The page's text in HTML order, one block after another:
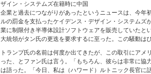
ザイン・システムズ在籍時に中国
企業と過去につながりがあったというニュースは、今年
ルの罰金を支払ったケイデンス・デザイン・システムズ
業に制限付き半導体設計ソフトウェアを販売していたと
大統領がタン氏の更迭を要求するに至った。この騒動は
トランプ氏の名前は何度か出てきたが、この取引にアメ
った、とファン氏は言う。「もちろん、彼らは非常に協
は語った。「今日、私は（ハワード）ルトニック長官に